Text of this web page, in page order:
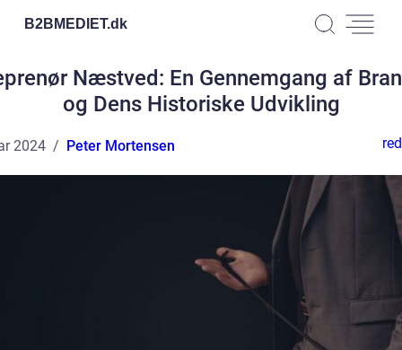
B2BMEDIET.dk
Næstved: En Gennemgang af
og Dens Historiske Udvikling
2024 Peter Mortensen